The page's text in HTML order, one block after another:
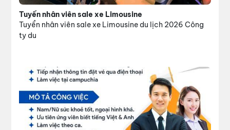
Tuyển nhân viên sale xe Limousine
Tuyển nhân viên sale xe Limousine du lịch 2026 Công
ty du